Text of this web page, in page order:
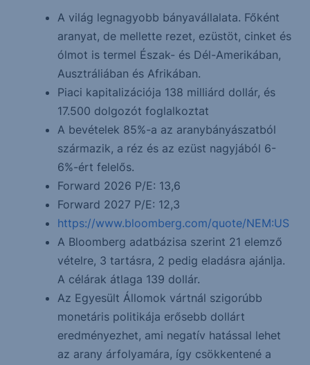
A világ legnagyobb bányavállalata. Főként
aranyat, de mellette rezet, ezüstöt, cinket és
ólmot is termel Észak- és Dél-Amerikában,
Ausztráliában és Afrikában.
Piaci kapitalizációja 138 milliárd dollár, és
17.500 dolgozót foglalkoztat
A bevételek 85%-a az aranybányászatból
származik, a réz és az ezüst nagyjából 6-
6%-ért felelős.
Forward 2026 P/E: 13,6
Forward 2027 P/E: 12,3
https://www.bloomberg.com/quote/NEM:US
A Bloomberg adatbázisa szerint 21 elemző
vételre, 3 tartásra, 2 pedig eladásra ajánlja.
A célárak átlaga 139 dollár.
Az Egyesült Állomok vártnál szigorúbb
monetáris politikája erősebb dollárt
eredményezhet, ami negatív hatással lehet
az arany árfolyamára, így csökkentené a